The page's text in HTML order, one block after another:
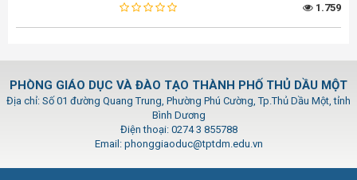
1.759
PHÒNG GIÁO DỤC VÀ ĐÀO TẠO THÀNH PHỐ THỦ DẦU MỘT
Địa chỉ: Số 01 đường Quang Trung, Phường Phú Cường, Tp.Thủ Dầu Một, tỉnh
Bình Dương
Điện thoại: 0274 3 855788
Email: phonggiaoduc@tptdm.edu.vn